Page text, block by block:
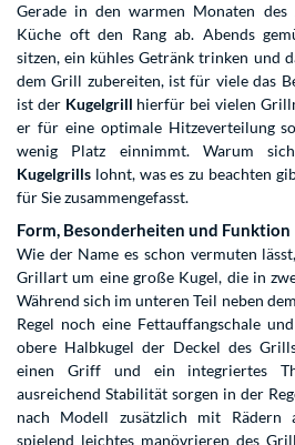
Gerade in den warmen Monaten
Küche oft den Rang ab. Abends
sitzen, ein kühles Getränk trinken und
dem Grill zubereiten, ist für viele das
ist der Kugelgrill hierfür bei vielen
er für eine optimale Hitzeverteilung
wenig Platz einnimmt. Warum
Kugelgrills lohnt, was es zu beachten
für Sie zusammengefasst.
Form, Besonderheiten und Funktion
Wie der Name es schon vermuten
Grillart um eine große Kugel, die in
Während sich im unteren Teil neben
Regel noch eine Fettauffangschale
obere Halbkugel der Deckel des
einen Griff und ein integriertes
ausreichend Stabilität sorgen in der
nach Modell zusätzlich mit Rädern
spielend leichtes manövrieren des